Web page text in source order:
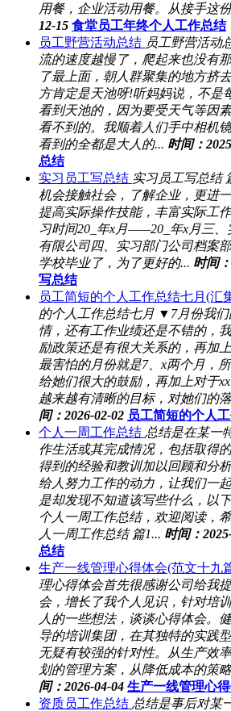
用餐，企业活动用餐。从接手这
12-15 食堂员工年终个人工作总结
员工野营活动总结 员工野营活动
流的速度越慢了，爬起来也没有
了最上面，朝人群聚集的地方挤
方肯定是天池呀!听妈妈说，不是
看到天池的，因为要受天气等因
看不到的。我顺着人们手中相机
看到的全都是大人的... 时间：
总结
实习员工写总结 实习员工写总结
机会接触社会，了解企业，更进
提高实际操作技能，丰富实际工
习时间20_年x月——20_年x月三、
有限公司四、实习部门公司档案
学校毕业了，为了更好的... 时间
写总结
员工简短的个人工作总结七月(汇
的个人工作总结七月 ▼7月份我
情，还有工作业绩还是不错的，
励政策还是有很大关系的，再加
最害怕的月份就是7、x两个月，
给她们很大的鼓励，再加上对于
越来越有清晰的目标，对她们的
间：2026-02-02 员工简短的个人
个人一周工作总结 总结是在某一
作生活或其完成情况，包括取得
得到的经验和教训加以回顾和分
给人努力工作的动力，让我们一
是却发现不知道该写些什么，以
个人一周工作总结，欢迎阅读，
人一周工作总结 篇1... 时间：
总结
生产一线管理心得体会(范文十九
理心得体会首先很感谢公司给我
会，增长了我个人见识，针对培
人的一些想法，谈谈心得体会。
导的培训集团，在其独特的实践
无疑有较强的针对性。从生产效
划的管理方案，从降低成本的策
间：2026-04-04 生产一线管理心
资质员工作总结 总结是事后对某